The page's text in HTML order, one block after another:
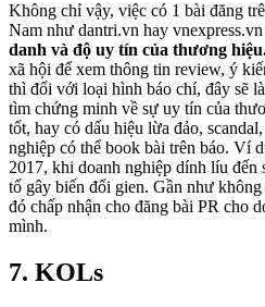
Không chỉ vậy, việc có 1 bài đăng
Nam như dantri.vn hay
danh và độ uy tín của thương
xã hội để xem thông tin review, ý
thì đối với loại hình báo chí, đây sẽ
tìm chứng minh về sự uy tín của
tốt, hay có dấu hiệu lừa đảo,
nghiệp có thể book bài trên báo. Ví
2017, khi doanh nghiệp dính líu đến
tố gây biến đổi gien. Gần như
đó chấp nhận cho đăng bài PR cho
mình.
7. KOLs